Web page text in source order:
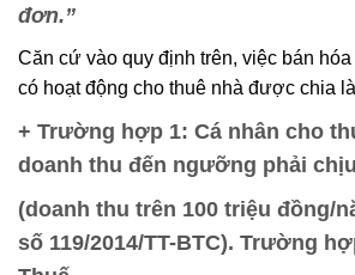
đơn.”
Căn cứ vào quy định trên, việc bán
có hoạt động cho thuê nhà được chia
+ Trường hợp 1: Cá nhân cho
doanh thu đến ngưỡng phải
(doanh thu trên 100 triệu đồng/
số 119/2014/TT-BTC). Trường